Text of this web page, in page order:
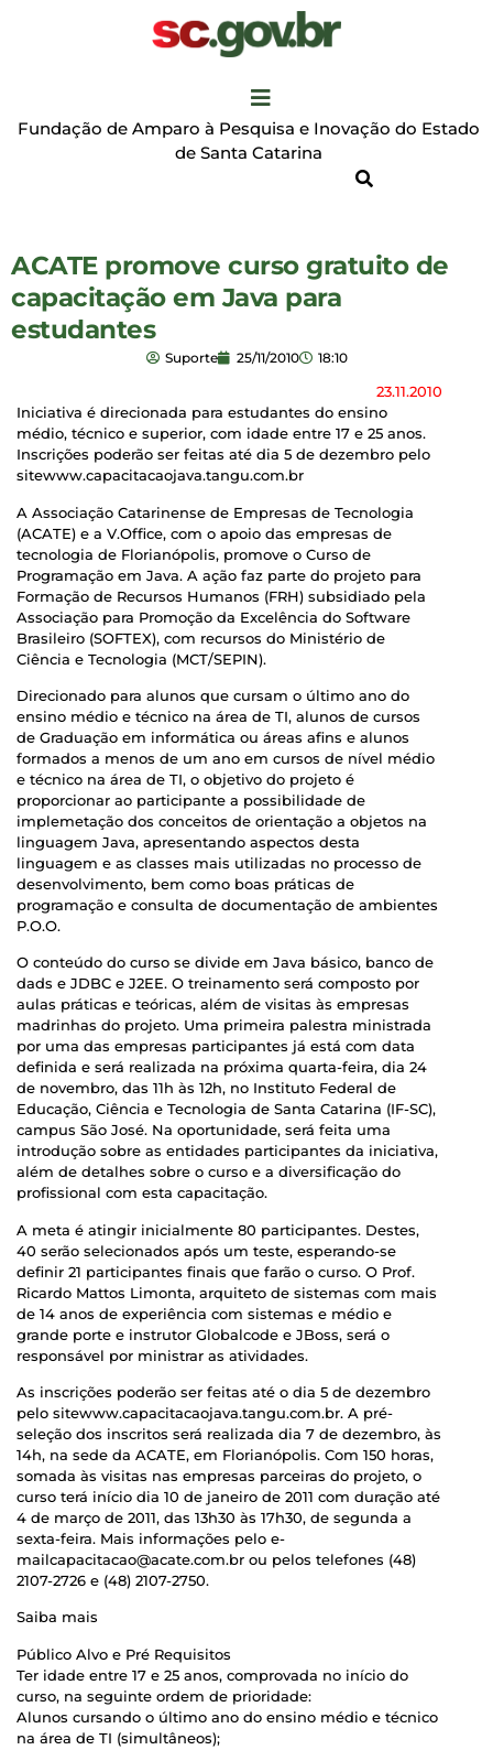
Fundação de Amparo à Pesquisa e Inovação do Estado
de Santa Catarina
ACATE promove curso gratuito de
capacitação em Java para
estudantes
Suporte 25/11/2010 18:10
23.11.2010
Iniciativa é direcionada para estudantes do ensino
médio, técnico e superior, com idade entre 17 e 25 anos.
Inscrições poderão ser feitas até dia 5 de dezembro pelo
sitewww.capacitacaojava.tangu.com.br
A Associação Catarinense de Empresas de Tecnologia
(ACATE) e a V.Office, com o apoio das empresas de
tecnologia de Florianópolis, promove o Curso de
Programação em Java. A ação faz parte do projeto para
Formação de Recursos Humanos (FRH) subsidiado pela
Associação para Promoção da Excelência do Software
Brasileiro (SOFTEX), com recursos do Ministério de
Ciência e Tecnologia (MCT/SEPIN).
Direcionado para alunos que cursam o último ano do
ensino médio e técnico na área de TI, alunos de cursos
de Graduação em informática ou áreas afins e alunos
formados a menos de um ano em cursos de nível médio
e técnico na área de TI, o objetivo do projeto é
proporcionar ao participante a possibilidade de
implemetação dos conceitos de orientação a objetos na
linguagem Java, apresentando aspectos desta
linguagem e as classes mais utilizadas no processo de
desenvolvimento, bem como boas práticas de
programação e consulta de documentação de ambientes
P.O.O.
O conteúdo do curso se divide em Java básico, banco de
dads e JDBC e J2EE. O treinamento será composto por
aulas práticas e teóricas, além de visitas às empresas
madrinhas do projeto. Uma primeira palestra ministrada
por uma das empresas participantes já está com data
definida e será realizada na próxima quarta-feira, dia 24
de novembro, das 11h às 12h, no Instituto Federal de
Educação, Ciência e Tecnologia de Santa Catarina (IF-SC),
campus São José. Na oportunidade, será feita uma
introdução sobre as entidades participantes da iniciativa,
além de detalhes sobre o curso e a diversificação do
profissional com esta capacitação.
A meta é atingir inicialmente 80 participantes. Destes,
40 serão selecionados após um teste, esperando-se
definir 21 participantes finais que farão o curso. O Prof.
Ricardo Mattos Limonta, arquiteto de sistemas com mais
de 14 anos de experiência com sistemas e médio e
grande porte e instrutor Globalcode e JBoss, será o
responsável por ministrar as atividades.
As inscrições poderão ser feitas até o dia 5 de dezembro
pelo sitewww.capacitacaojava.tangu.com.br. A pré-
seleção dos inscritos será realizada dia 7 de dezembro, às
14h, na sede da ACATE, em Florianópolis. Com 150 horas,
somada às visitas nas empresas parceiras do projeto, o
curso terá início dia 10 de janeiro de 2011 com duração até
4 de março de 2011, das 13h30 às 17h30, de segunda a
sexta-feira. Mais informações pelo e-
mailcapacitacao@acate.com.br ou pelos telefones (48)
2107-2726 e (48) 2107-2750.
Saiba mais
Público Alvo e Pré Requisitos
Ter idade entre 17 e 25 anos, comprovada no início do
curso, na seguinte ordem de prioridade:
Alunos cursando o último ano do ensino médio e técnico
na área de TI (simultâneos);